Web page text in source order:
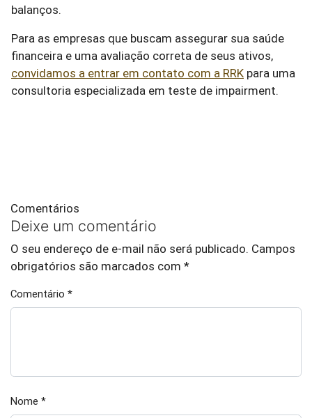
balanços.
Para as empresas que buscam assegurar sua saúde
financeira e uma avaliação correta de seus ativos,
convidamos a entrar em contato com a RRK para uma
consultoria especializada em teste de impairment.
Comentários
Deixe um comentário
O seu endereço de e-mail não será publicado. Campos
obrigatórios são marcados com *
Comentário *
Nome *